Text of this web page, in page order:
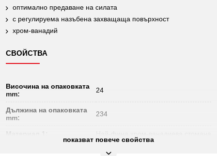
оптимално предаване на силата
с регулируема назъбена захващаща повърхност
хром-ванадий
СВОЙСТВА
Височина на опаковката
mm:
24
Дължина на опаковката
mm:
234
показват повече свойства